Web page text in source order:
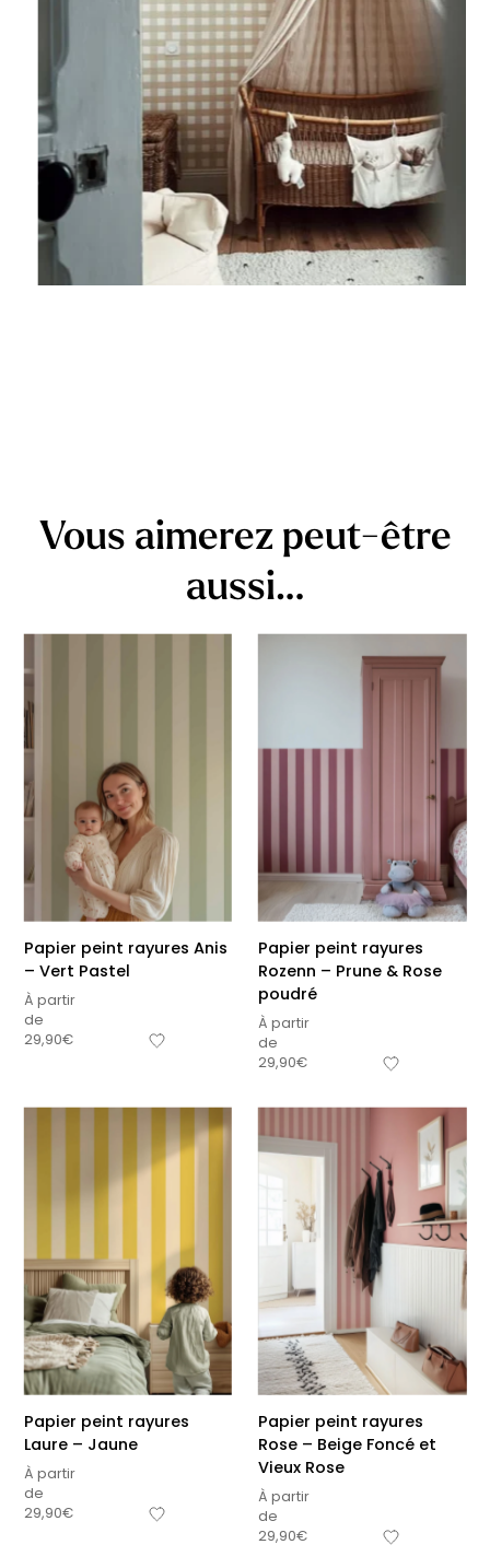
Vous aimerez peut-être
aussi…
Papier peint rayures Anis
– Vert Pastel
À partir
de
29,90€
Papier peint rayures
Rozenn – Prune & Rose
poudré
À partir
de
29,90€
Papier peint rayures
Laure – Jaune
À partir
de
29,90€
Papier peint rayures
Rose – Beige Foncé et
Vieux Rose
À partir
de
29,90€